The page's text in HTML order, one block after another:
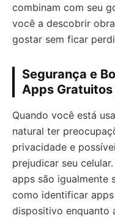
combinam com seu
você a descobrir
gostar sem ficar
Segurança e
Apps
Quando você está
natural ter
privacidade e
prejudicar seu
apps são igualmente
como identificar
dispositivo enquanto